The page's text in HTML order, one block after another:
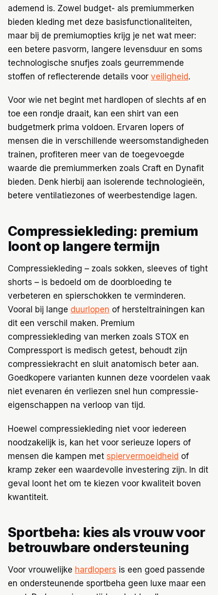
ademend is. Zowel budget- als premiummerken
bieden kleding met deze basisfunctionaliteiten,
maar bij de premiumopties krijg je net wat meer:
een betere pasvorm, langere levensduur en soms
technologische snufjes zoals geurremmende
stoffen of reflecterende details voor veiligheid.
Voor wie net begint met hardlopen of slechts af en
toe een rondje draait, kan een shirt van een
budgetmerk prima voldoen. Ervaren lopers of
mensen die in verschillende weersomstandigheden
trainen, profiteren meer van de toegevoegde
waarde die premiummerken zoals Craft en Dynafit
bieden. Denk hierbij aan isolerende technologieën,
betere ventilatiezones of weerbestendige lagen.
Compressiekleding: premium
loont op langere termijn
Compressiekleding – zoals sokken, sleeves of tight
shorts – is bedoeld om de doorbloeding te
verbeteren en spierschokken te verminderen.
Vooral bij lange duurlopen of hersteltrainingen kan
dit een verschil maken. Premium
compressiekleding van merken zoals STOX en
Compressport is medisch getest, behoudt zijn
compressiekracht en sluit anatomisch beter aan.
Goedkopere varianten kunnen deze voordelen vaak
niet evenaren én verliezen snel hun compressie-
eigenschappen na verloop van tijd.
Hoewel compressiekleding niet voor iedereen
noodzakelijk is, kan het voor serieuze lopers of
mensen die kampen met spiervermoeidheid of
kramp zeker een waardevolle investering zijn. In dit
geval loont het om te kiezen voor kwaliteit boven
kwantiteit.
Sportbeha: kies als vrouw voor
betrouwbare ondersteuning
Voor vrouwelijke hardlopers is een goed passende
en ondersteunende sportbeha geen luxe maar een